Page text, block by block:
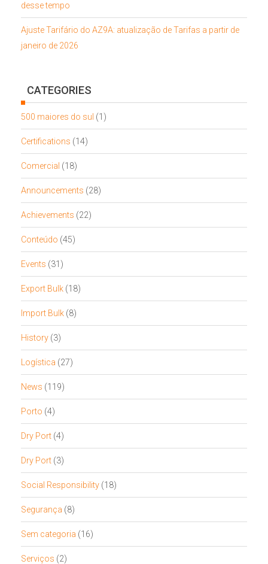
desse tempo
Ajuste Tarifário do AZ9A: atualização de Tarifas a partir de
janeiro de 2026
CATEGORIES
500 maiores do sul (1)
Certifications (14)
Comercial (18)
Announcements (28)
Achievements (22)
Conteúdo (45)
Events (31)
Export Bulk (18)
Import Bulk (8)
History (3)
Logística (27)
News (119)
Porto (4)
Dry Port (4)
Dry Port (3)
Social Responsibility (18)
Segurança (8)
Sem categoria (16)
Serviços (2)